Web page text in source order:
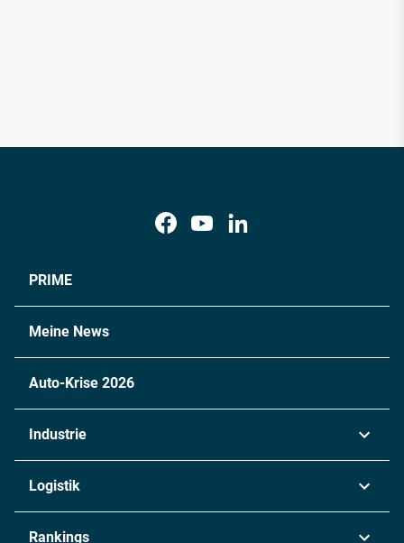
PRIME
Meine News
Auto-Krise 2026
Industrie
Logistik
Rankings